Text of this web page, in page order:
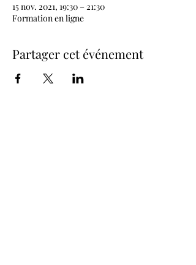
15 nov. 2021, 19:30 – 21:30
Formation en ligne
Partager cet événement